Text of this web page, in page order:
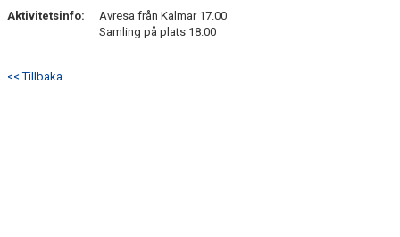
Aktivitetsinfo:
Avresa från Kalmar 17.00
Samling på plats 18.00
<< Tillbaka